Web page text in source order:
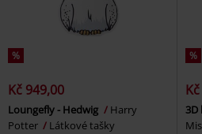
%
Kč 949,00
Loungefly - Hedwig
Harry
Potter
Látkové tašky
%
3D